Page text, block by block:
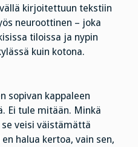
kirjoitettuun tekstiin
neuroottinen – joka
tiloissa ja nypin
kuin kotona.
sopivan kappaleen
Ei tule mitään. Minkä
veisi väistämättä
halua kertoa, vain sen,